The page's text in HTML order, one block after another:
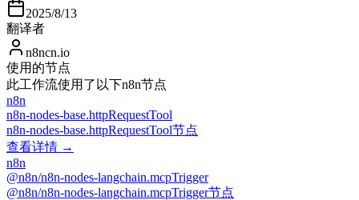
2025/8/13
翻译者
n8ncn.io
使用的节点
此工作流使用了以下n8n节点
n8n
n8n-nodes-base.httpRequestTool
n8n-nodes-base.httpRequestTool节点
查看详情 →
n8n
@n8n/n8n-nodes-langchain.mcpTrigger
@n8n/n8n-nodes-langchain.mcpTrigger节点